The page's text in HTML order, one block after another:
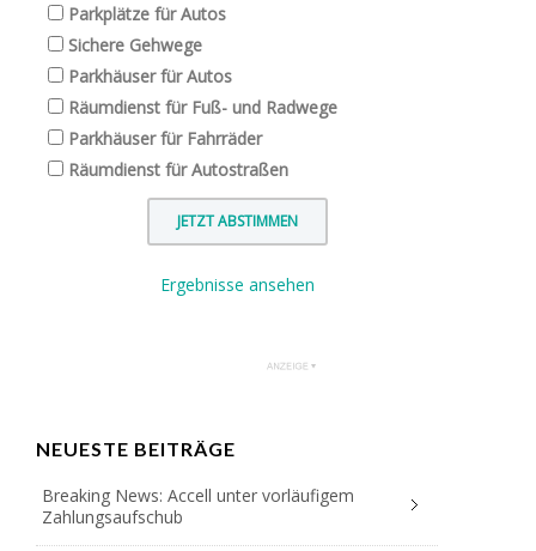
Parkplätze für Autos
Sichere Gehwege
Parkhäuser für Autos
Räumdienst für Fuß- und Radwege
Parkhäuser für Fahrräder
Räumdienst für Autostraßen
Ergebnisse ansehen
NEUESTE BEITRÄGE
Breaking News: Accell unter vorläufigem
Zahlungsaufschub